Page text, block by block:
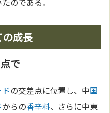
のである。
の成長
で
の交差点に位置し、中国
からの香辛料、さらに中東